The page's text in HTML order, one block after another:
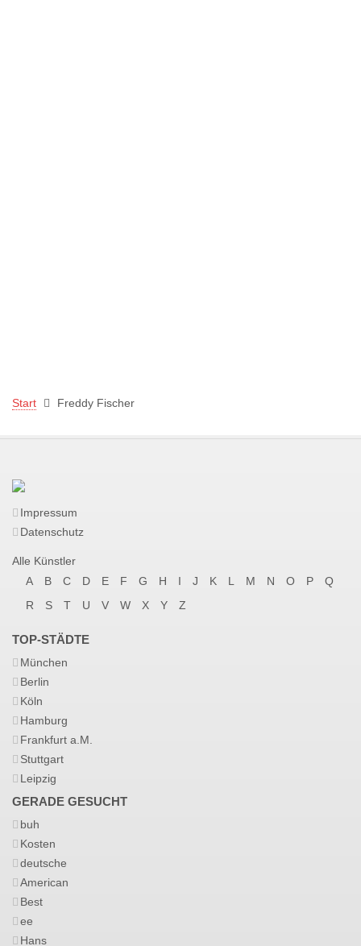
Start Freddy Fischer
Impressum
Datenschutz
Alle Künstler
A
B C D E F G H I J K L M N O P
Q
R
S T U V W X Y Z
TOP-STÄDTE
München
Berlin
Köln
Hamburg
Frankfurt a.M.
Stuttgart
Leipzig
GERADE GESUCHT
buh
Kosten
deutsche
American
Best
ee
Hans